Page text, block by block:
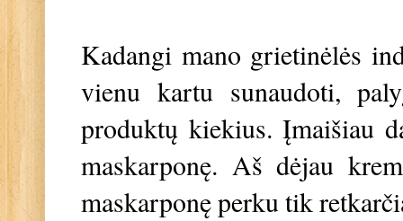
Kadangi mano grietinėlės
vienu kartu sunaudoti,
produktų kiekius. Įmaišiau
maskarponę. Aš dėjau
maskarponę perku tik